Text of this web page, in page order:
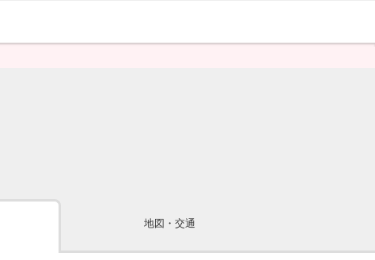
地図・交通